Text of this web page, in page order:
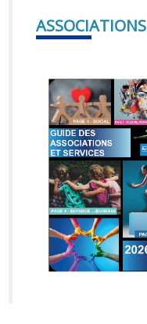
ASSOCIATIONS